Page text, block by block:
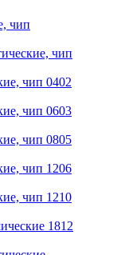
чип
чип
чип 0402
чип 0603
чип 0805
чип 1206
чип 1210
1812